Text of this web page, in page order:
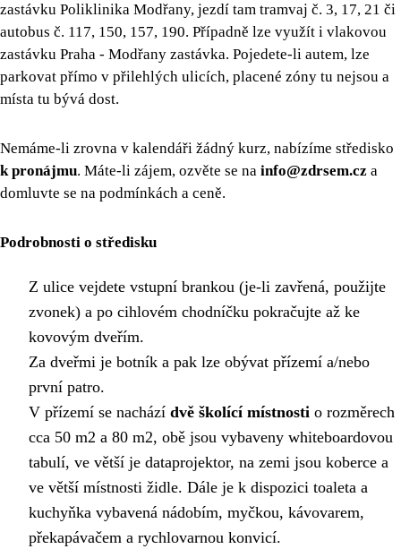
zastávku Poliklinika Modřany, jezdí tam tramvaj č. 3, 17, 21 či
autobus č. 117, 150, 157, 190. Případně lze využít i vlakovou
zastávku Praha - Modřany zastávka. Pojedete-li autem, lze
parkovat přímo v přilehlých ulicích, placené zóny tu nejsou a
místa tu bývá dost.
Nemáme-li zrovna v kalendáři žádný kurz, nabízíme středisko
k pronájmu. Máte-li zájem, ozvěte se na info@zdrsem.cz a
domluvte se na podmínkách a ceně.
Podrobnosti o středisku
Z ulice vejdete vstupní brankou (je-li zavřená, použijte
zvonek) a po cihlovém chodníčku pokračujte až ke
kovovým dveřím.
Za dveřmi je botník a pak lze obývat přízemí a/nebo
první patro.
V přízemí se nachází dvě školící místnosti o rozměrech
cca 50 m2 a 80 m2, obě jsou vybaveny whiteboardovou
tabulí, ve větší je dataprojektor, na zemi jsou koberce a
ve větší místnosti židle. Dále je k dispozici toaleta a
kuchyňka vybavená nádobím, myčkou, kávovarem,
překapávačem a rychlovarnou konvicí.